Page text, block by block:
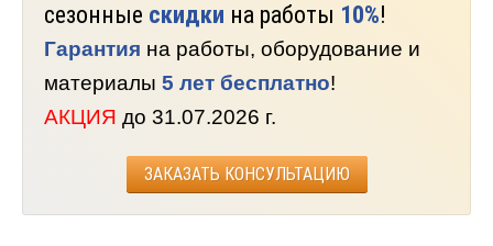
сезонные скидки на работы 10%!
Гарантия на работы, оборудование и
материалы 5 лет бесплатно!
АКЦИЯ до 31.07.2026 г.
ЗАКАЗАТЬ КОНСУЛЬТАЦИЮ